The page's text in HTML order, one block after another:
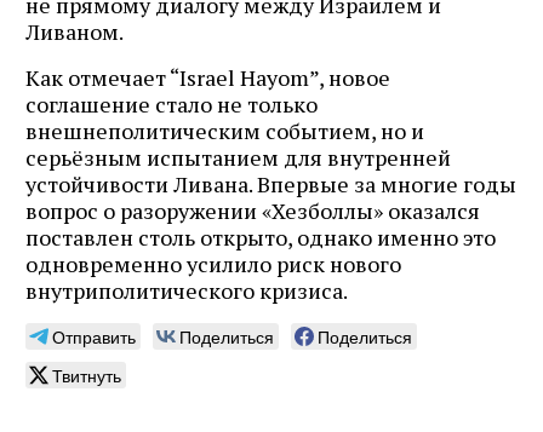
Ливаном.
Как отмечает “Israel Hayom”, новое
соглашение стало не только
внешнеполитическим событием, но и
серьёзным испытанием для внутренней
устойчивости Ливана. Впервые за многие годы
вопрос о разоружении «Хезболлы» оказался
поставлен столь открыто, однако именно это
одновременно усилило риск нового
внутриполитического кризиса.
Отправить Поделиться
Поделиться
Твитнуть